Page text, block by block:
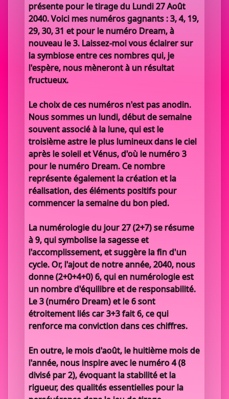
présente pour le tirage du Lundi 27 Août
2040. Voici mes numéros gagnants : 3, 4, 19,
29, 30, 31 et pour le numéro Dream, à
nouveau le 3. Laissez-moi vous éclairer sur
la symbiose entre ces nombres qui, je
l'espère, nous mèneront à un résultat
fructueux.
Le choix de ces numéros n'est pas anodin.
Nous sommes un lundi, début de semaine
souvent associé à la lune, qui est le
troisième astre le plus lumineux dans le ciel
après le soleil et Vénus, d'où le numéro 3
pour le numéro Dream. Ce nombre
représente également la création et la
réalisation, des éléments positifs pour
commencer la semaine du bon pied.
La numérologie du jour 27 (2+7) se résume
à 9, qui symbolise la sagesse et
l'accomplissement, et suggère la fin d'un
cycle. Or, l'ajout de notre année, 2040, nous
donne (2+0+4+0) 6, qui en numérologie est
un nombre d'équilibre et de responsabilité.
Le 3 (numéro Dream) et le 6 sont
étroitement liés car 3+3 fait 6, ce qui
renforce ma conviction dans ces chiffres.
En outre, le mois d'août, le huitième mois de
l'année, nous inspire avec le numéro 4 (8
divisé par 2), évoquant la stabilité et la
rigueur, des qualités essentielles pour la